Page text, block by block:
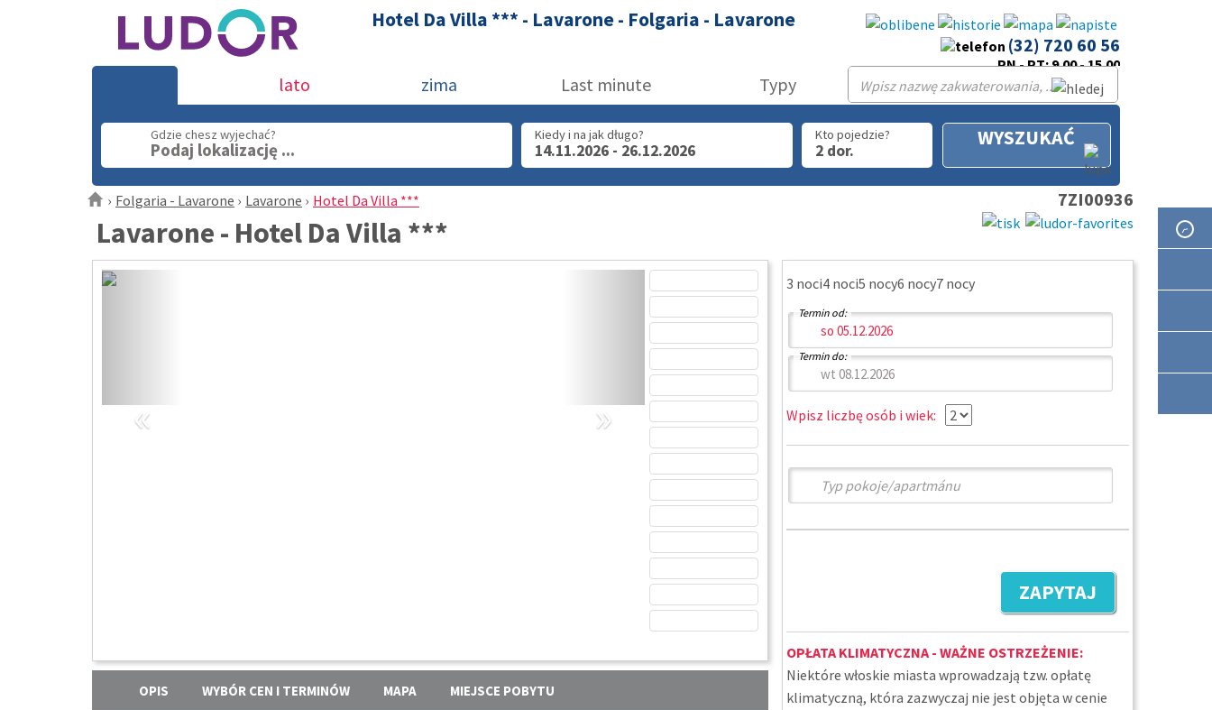
Hotel Da Villa *** - Lavarone - Folgaria - Lavarone
(32) 720 60 56
PN - PT: 9.00 - 15.00
lato zima Last minute Typy
Gdzie chesz wyjechać?
Podaj lokalizację ...
Kiedy i na jak długo?
14.11.2026 - 26.12.2026
Kto pojedzie?
2 dor.
WYSZUKAĆ
Folgaria - Lavarone Lavarone Hotel Da Villa *** 7ZI00936
Lavarone - Hotel Da Villa ***
« »
OPIS WYBÓR CEN I TERMINÓW MAPA MIEJSCE POBYTU
3 noci4 noci5 nocy6 nocy7 nocy
Termin od:
Termin do:
Wpisz liczbę osób i wiek:
ZAPYTAJ
OPŁATA KLIMATYCZNA - WAŻNE OSTRZEŻENIE:
Niektóre włoskie miasta wprowadzają tzw. opłatę
klimatyczną, która zazwyczaj nie jest objęta w cenie